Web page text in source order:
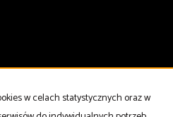
w celach statystycznych oraz w